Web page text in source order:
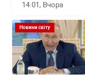
14:01, Вчора
Новини світу